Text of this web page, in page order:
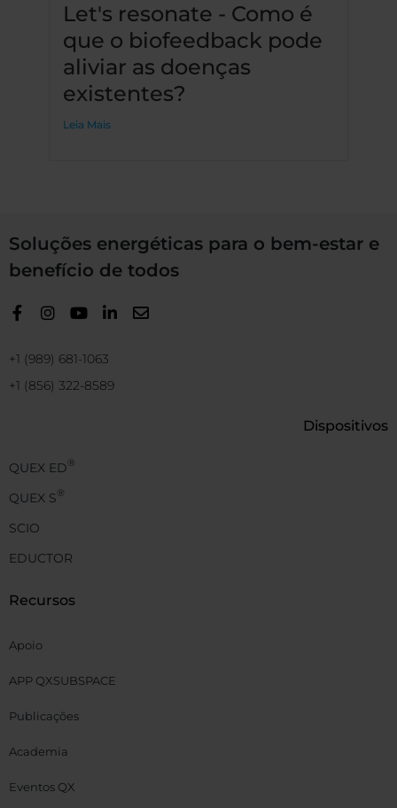
Let's resonate - Como é
que o biofeedback pode
aliviar as doenças
existentes?
Leia Mais
Soluções energéticas para o bem-estar e
benefício de todos
+1 (989) 681-1063
+1 (856) 322-8589
Dispositivos
QUEX ED®
QUEX S®
SCIO
EDUCTOR
Recursos
Apoio
APP QXSUBSPACE
Publicações
Academia
Eventos QX